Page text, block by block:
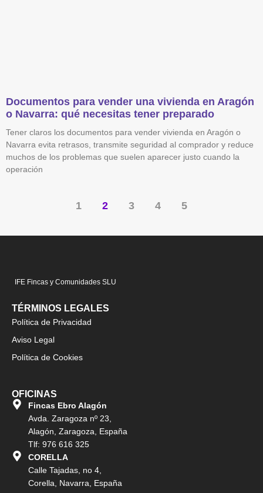
Documentos para vender una vivienda en Aragón
o Navarra: qué necesitas tener preparado
Tener claros los documentos para vender vivienda en Aragón o
Navarra evita retrasos, transmite seguridad al comprador y reduce
muchos de los problemas que suelen aparecer justo cuando la
operación
1 2 3 4 5
IFE Fincas y Comunidades SLU
TÉRMINOS LEGALES
Política de Privacidad
Aviso Legal
Política de Cookies
OFICINAS
Fincas Ebro Alagón
Avda. Zaragoza nº 23,
Alagón, Zaragoza, España
Tlf: 976 616 325
CORELLA
Calle Tajadas, no 4,
Corella, Navarra, España